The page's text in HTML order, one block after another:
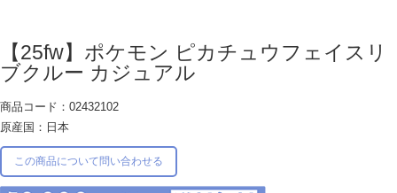
【25fw】ポケモン ピカチュウフェイスリ
ブクルー カジュアル
商品コード：02432102
原産国：日本
この商品について問い合わせる